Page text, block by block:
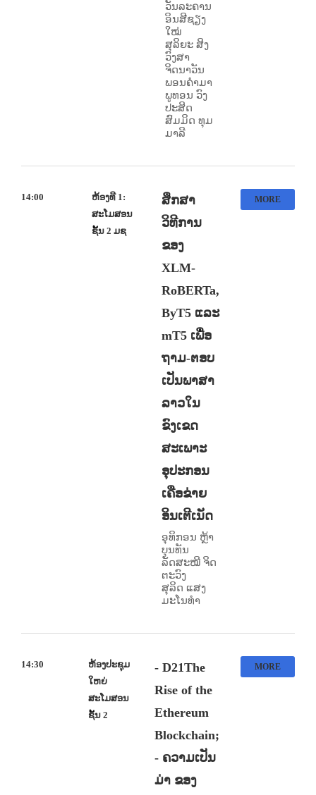
ວັນລະຄານ
ອິນສີຊຽງ
ໃໝ່
ສຸລິຍະ ສິງ
ວົງສາ
ຈິດນາວັນ
ພອນຄຳມາ
ພູທອນ ວົງ
ປະສິດ
ສົມມິດ ທຸມ
ມາລີ
14:00
ຫ້ອງທີ 1:
ສະໂມສອນ
ຊັ້ນ 2 ມຊ
ສຶກສາ
ວິທີການ
ຂອງ
XLM-
RoBERTa,
ByT5 ແລະ
mT5 ເພື່ອ
ຖາມ-ຕອບ
ເປັນພາສາ
ລາວໃນ
ຂົງເຂດ
ສະເພາະ
ອຸປະກອນ
ເຄືອຂ່າຍ
ອິນເຕີເນັດ
ອຸທິກອນ ຫຼ້າ
ບຸນທັນ
ລັດສະໝີ ຈິດ
ຕະວົງ
ສຸລິດ ແສງ
ມະໂນທໍາ
MORE
14:30
ຫ້ອງປະຊຸມ
ໃຫຍ່
ສະໂມສອນ
ຊັ້ນ 2
- D21The
Rise of the
Ethereum
Blockchain;
- ຄວາມເປັນ
ມ່າ ຂອງ
MORE